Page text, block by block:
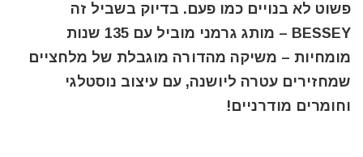
פשוט לא בנויים כמו פעם. בדיוק בשביל זה
BESSEY – מותג גרמני מוביל עם 135 שנות
מומחיות – משיקה מהדורה מוגבלת של מלחציים
שמחזירים עטרה ליושנה, עם עיצוב נוסטלגי
וחומרים מודרניים!